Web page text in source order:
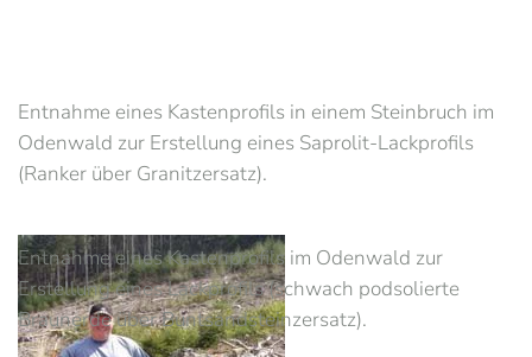
Entnahme eines Kastenprofils in einem Steinbruch im
Odenwald zur Erstellung eines Saprolit-Lackprofils
(Ranker über Granitzersatz).
Entnahme eines Kastenprofils im Odenwald zur
Erstellung eines Lackprofils (schwach podsolierte
Braunerde über Buntsandsteinzersatz).